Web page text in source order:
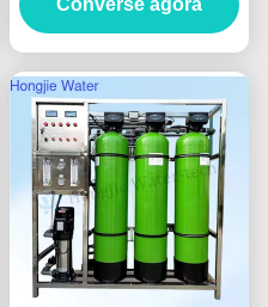
anos para equipamento